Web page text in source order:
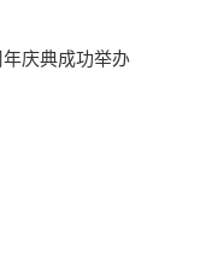
庆典成功举办